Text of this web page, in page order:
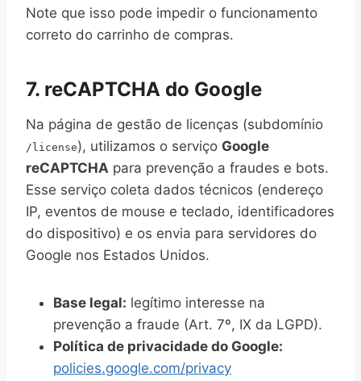
Note que isso pode impedir o funcionamento
correto do carrinho de compras.
7. reCAPTCHA do Google
Na página de gestão de licenças (subdomínio
/license), utilizamos o serviço Google
reCAPTCHA para prevenção a fraudes e bots.
Esse serviço coleta dados técnicos (endereço
IP, eventos de mouse e teclado, identificadores
do dispositivo) e os envia para servidores do
Google nos Estados Unidos.
Base legal: legítimo interesse na
prevenção a fraude (Art. 7º, IX da LGPD).
Política de privacidade do Google:
policies.google.com/privacy